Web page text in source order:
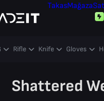
TakasMağaza
Rifle Knife Gloves
Shattered